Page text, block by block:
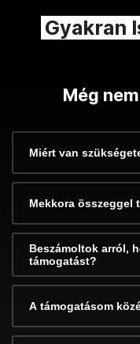
Gyakran
Még
Miért van
Mekkora összeggel
Beszámoltok arról,
támogatást?
A támogatásom